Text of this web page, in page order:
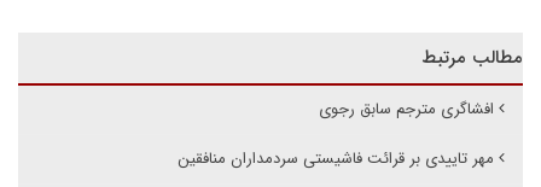
مطالب مرتبط
افشاگری مترجم سابق رجوی
مهر تاییدی بر قرائت فاشیستی سردمداران منافقین